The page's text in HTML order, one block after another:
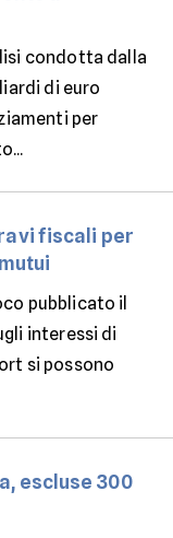
condotta dalla
di euro
per
fiscali per
pubblicato il
interessi di
si possono
escluse 300